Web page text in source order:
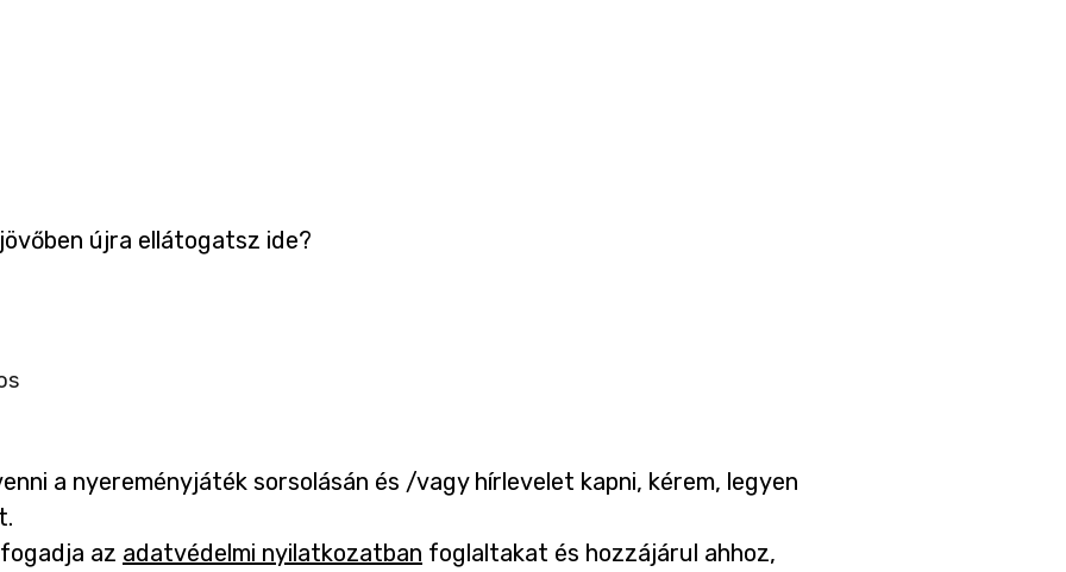
újra ellátogatsz ide?
a nyereményjáték sorsolásán és /vagy hírlevelet kapni, kérem, legyen
az adatvédelmi nyilatkozatban -foglaltakat és hozzájárul ahhoz,